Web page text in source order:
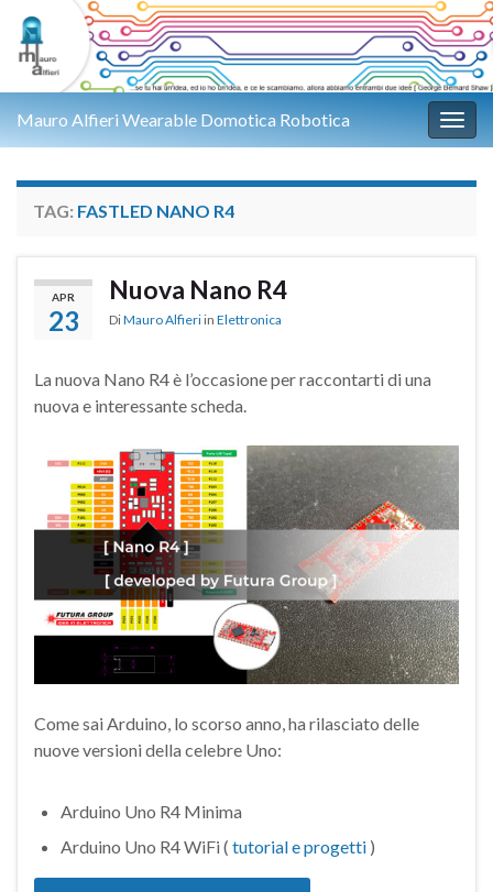
Mauro Alfieri Wearable Domotica Robotica
TAG: FASTLED NANO R4
APR
23
Nuova Nano R4
DiMauro Alfieri in Elettronica
La nuova Nano R4 è l’occasione per raccontarti di una
nuova e interessante scheda.
Come sai Arduino, lo scorso anno, ha rilasciato delle
nuove versioni della celebre Uno:
Arduino Uno R4 Minima
Arduino Uno R4 WiFi ( tutorial e progetti )